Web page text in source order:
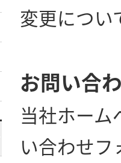
変更につい
お問い合
当社ホー
い合わせフ